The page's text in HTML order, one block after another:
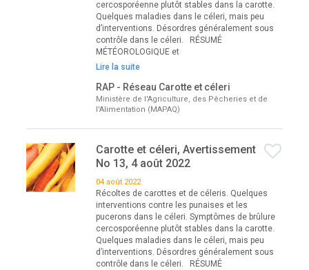
cercosporéenne plutôt stables dans la carotte.
Quelques maladies dans le céleri, mais peu
d’interventions. Désordres généralement sous
contrôle dans le céleri. RÉSUMÉ
MÉTÉOROLOGIQUE et
Lire la suite
RAP - Réseau Carotte et céleri
Ministère de l'Agriculture, des Pêcheries et de
l'Alimentation (MAPAQ)
Carotte et céleri, Avertissement
No 13, 4 août 2022
04 août 2022
Récoltes de carottes et de céleris. Quelques
interventions contre les punaises et les
pucerons dans le céleri. Symptômes de brûlure
cercosporéenne plutôt stables dans la carotte.
Quelques maladies dans le céleri, mais peu
d’interventions. Désordres généralement sous
contrôle dans le céleri. RÉSUMÉ